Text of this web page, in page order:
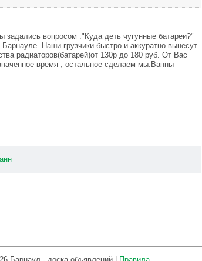
задались вопросом :"Куда деть чугунные батареи?"
Наши грузчики быстро и аккуратно вынесут
радиаторов(батарей)от 130р до 180 руб. От Вас
время , остальное сделаем мы.Ванны